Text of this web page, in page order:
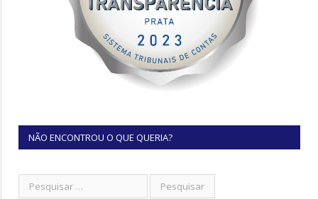
NÃO ENCONTROU O QUE QUERIA?